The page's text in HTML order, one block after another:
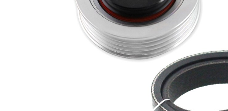
Ribbantal 4
Produktlista
Artikelnamn
Artikelnummer
Antal
Remsträckare,
flerspårsrem
VKM 66008
1
VKMV 4PK802